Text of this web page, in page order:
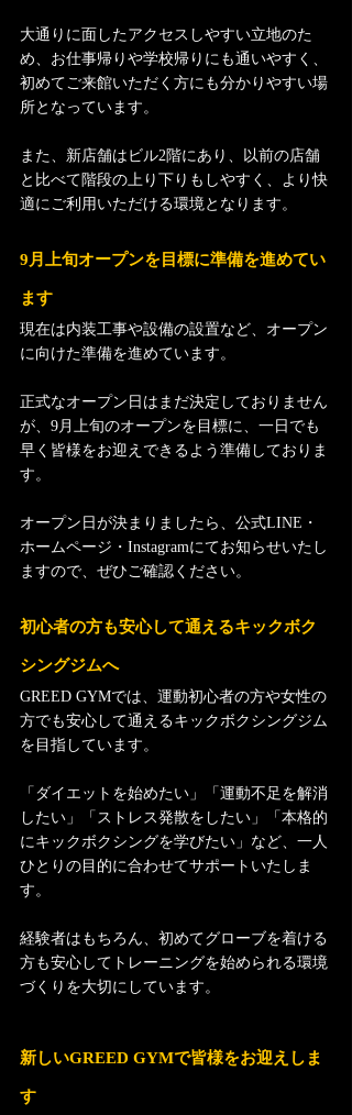
大通りに面したアクセスしやすい立地のた
め、お仕事帰りや学校帰りにも通いやすく、
初めてご来館いただく方にも分かりやすい場
所となっています。
また、新店舗はビル2階にあり、以前の店舗
と比べて階段の上り下りもしやすく、より快
適にご利用いただける環境となります。
9月上旬オープンを目標に準備を進めてい
ます
現在は内装工事や設備の設置など、オープン
に向けた準備を進めています。
正式なオープン日はまだ決定しておりません
が、9月上旬のオープンを目標に、一日でも
早く皆様をお迎えできるよう準備しておりま
す。
オープン日が決まりましたら、公式LINE・
ホームページ・Instagramにてお知らせいたし
ますので、ぜひご確認ください。
初心者の方も安心して通えるキックボク
シングジムへ
GREED GYMでは、運動初心者の方や女性の
方でも安心して通えるキックボクシングジム
を目指しています。
「ダイエットを始めたい」「運動不足を解消
したい」「ストレス発散をしたい」「本格的
にキックボクシングを学びたい」など、一人
ひとりの目的に合わせてサポートいたしま
す。
経験者はもちろん、初めてグローブを着ける
方も安心してトレーニングを始められる環境
づくりを大切にしています。
新しいGREED GYMで皆様をお迎えしま
す